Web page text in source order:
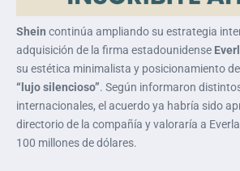
Shein continúa ampliando su estrategia
adquisición de la firma estadounidense
su estética minimalista y posicionamiento
“lujo silencioso”. Según informaron
internacionales, el acuerdo ya habría sido
directorio de la compañía y valoraría a
100 millones de dólares.